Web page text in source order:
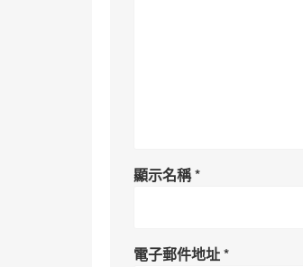
顯示名稱*
電子郵件地址*